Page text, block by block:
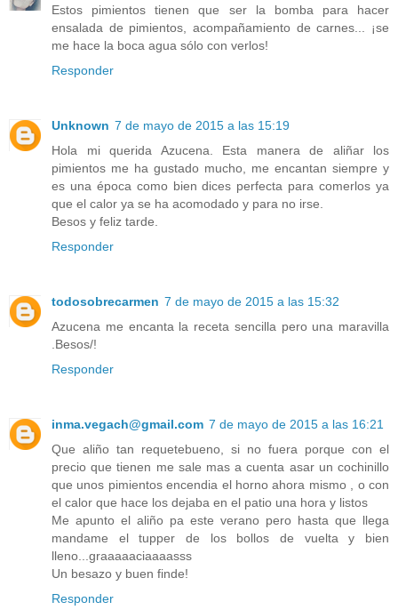
Estos pimientos tienen que ser la bomba para hacer
ensalada de pimientos, acompañamiento de carnes... ¡se
me hace la boca agua sólo con verlos!
Responder
Unknown 7 de mayo de 2015 a las 15:19
Hola mi querida Azucena. Esta manera de aliñar los
pimientos me ha gustado mucho, me encantan siempre y
es una época como bien dices perfecta para comerlos ya
que el calor ya se ha acomodado y para no irse.
Besos y feliz tarde.
Responder
todosobrecarmen 7 de mayo de 2015 a las 15:32
Azucena me encanta la receta sencilla pero una maravilla
.Besos/!
Responder
inma.vegach@gmail.com 7 de mayo de 2015 a las 16:21
Que aliño tan requetebueno, si no fuera porque con el
precio que tienen me sale mas a cuenta asar un cochinillo
que unos pimientos encendia el horno ahora mismo , o con
el calor que hace los dejaba en el patio una hora y listos
Me apunto el aliño pa este verano pero hasta que llega
mandame el tupper de los bollos de vuelta y bien
lleno...graaaaaciaaaasss
Un besazo y buen finde!
Responder